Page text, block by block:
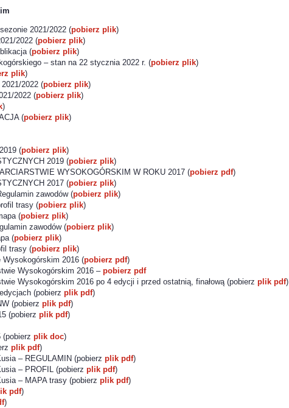
2021/2022 (pobierz plik)
2022 (pobierz plik)
(pobierz plik)
– stan na 22 stycznia 2022 r. (pobierz plik)
plik)
2022 (pobierz plik)
2022 (pobierz plik)
)
(pobierz plik)
(pobierz plik)
2019 (pobierz plik)
WYSOKOGÓRSKIM W ROKU 2017 (pobierz pdf)
2017 (pobierz plik)
zawodów (pobierz plik)
trasy (pobierz plik)
(pobierz plik)
zawodów (pobierz plik)
(pobierz plik)
trasy (pobierz plik)
Wysokogórskim 2016 (pobierz pdf)
Wysokogórskim 2016 –pobierz pdf
Wysokogórskim 2016 po 4 edycji i przed ostatnią, finałową (pobierz plik pdf)
(pobierz plik pdf)
(pobierz plik pdf)
(pobierz plik pdf)
(pobierz plik doc)
plik pdf)
– REGULAMIN (pobierz plik pdf)
– PROFIL (pobierz plik pdf)
– MAPA trasy (pobierz plik pdf)
pdf)
)